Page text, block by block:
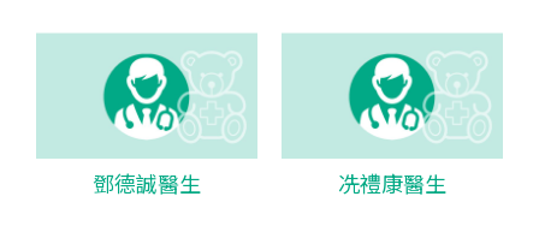
鄧德誠醫生 冼禮康醫生